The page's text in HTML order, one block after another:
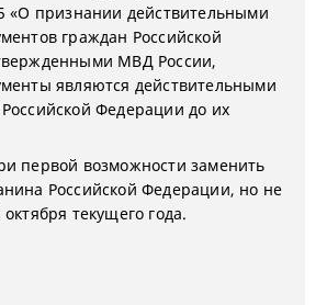
«О признании действительными
граждан Российской
МВД России,
являются действительными
Федерации до их
первой возможности заменить
Российской Федерации, но не
текущего года.